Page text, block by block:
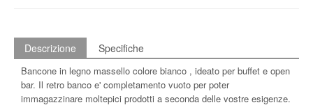
Descrizione Specifiche
Bancone in legno massello colore bianco , ideato per buffet e open
bar. Il retro banco e' completamento vuoto per poter
immagazzinare moltepici prodotti a seconda delle vostre esigenze.